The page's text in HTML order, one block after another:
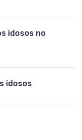
idosos no
idosos